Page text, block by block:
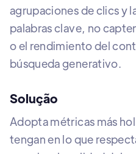
agrupaciones de clics y
palabras clave, no
o el rendimiento del
búsqueda generativo.
Solução
Adopta métricas más
tengan en lo que